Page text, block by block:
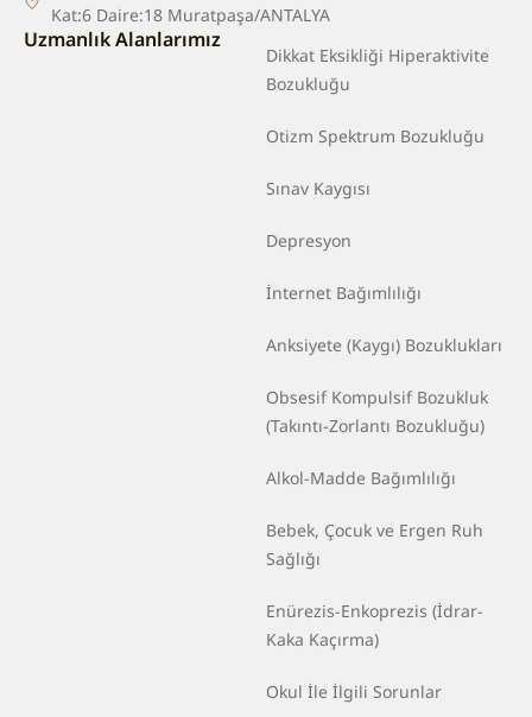
Kat:6 Daire:18 Muratpaşa/ANTALYA
Uzmanlık Alanlarımız
Dikkat Eksikliği Hiperaktivite
Bozukluğu
Otizm Spektrum Bozukluğu
Sınav Kaygısı
Depresyon
İnternet Bağımlılığı
Anksiyete (Kaygı) Bozuklukları
Obsesif Kompulsif Bozukluk
(Takıntı-Zorlantı Bozukluğu)
Alkol-Madde Bağımlılığı
Bebek, Çocuk ve Ergen Ruh
Sağlığı
Enürezis-Enkoprezis (İdrar-
Kaka Kaçırma)
Okul İle İlgili Sorunlar